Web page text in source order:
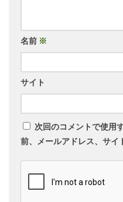
名前 ※
サイト
次回のコメントで使用
前、メールアドレス、サイ